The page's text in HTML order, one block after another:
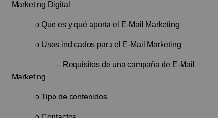
Marketing Digital
o Qué es y qué aporta el E-Mail Marketing
o Usos indicados para el E-Mail Marketing
– Requisitos de una campaña de E-Mail
Marketing
o Tipo de contenidos